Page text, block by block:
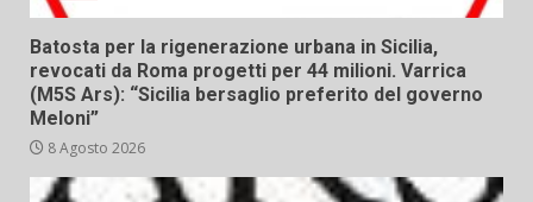
Batosta per la rigenerazione urbana in Sicilia,
revocati da Roma progetti per 44 milioni. Varrica
(M5S Ars): “Sicilia bersaglio preferito del governo
Meloni”
8 Agosto 2026